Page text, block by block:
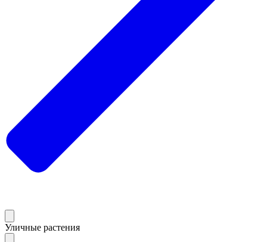
Уличные растения